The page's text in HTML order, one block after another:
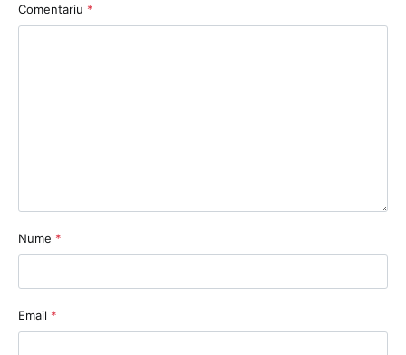
Comentariu *
Nume *
Email *